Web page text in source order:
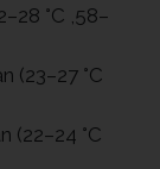
°C ,58–
(23–27 °C
(22–24 °C